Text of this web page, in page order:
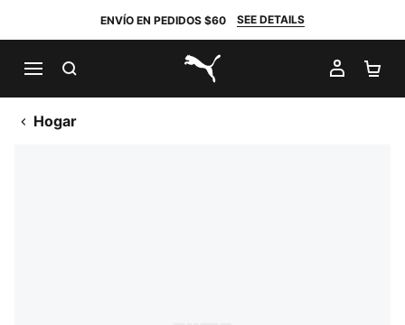
ENVÍO EN PEDIDOS $60 SEE DETAILS
PUMA.com
MI
Hogar